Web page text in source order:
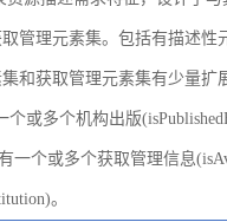
管理元素集。包括有描述性
和获取管理元素集有少量扩
或多个机构出版
一个或多个获取管理信息
。